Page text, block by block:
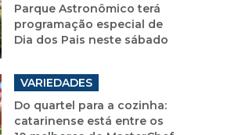
Parque Astronômico terá
programação especial de
Dia dos Pais neste sábado
VARIEDADES
Do quartel para a cozinha:
catarinense está entre os